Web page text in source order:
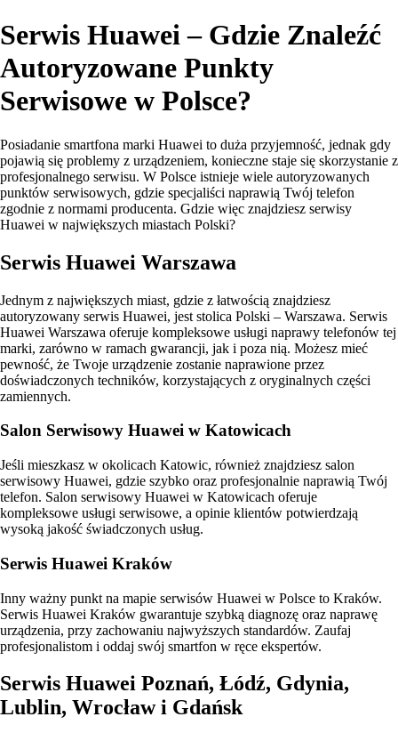
Serwis Huawei – Gdzie Znaleźć
Autoryzowane Punkty
Serwisowe w Polsce?
Posiadanie smartfona marki Huawei to duża przyjemność, jednak gdy
pojawią się problemy z urządzeniem, konieczne staje się skorzystanie z
profesjonalnego serwisu. W Polsce istnieje wiele autoryzowanych
punktów serwisowych, gdzie specjaliści naprawią Twój telefon
zgodnie z normami producenta. Gdzie więc znajdziesz serwisy
Huawei w największych miastach Polski?
Serwis Huawei Warszawa
Jednym z największych miast, gdzie z łatwością znajdziesz
autoryzowany serwis Huawei, jest stolica Polski – Warszawa. Serwis
Huawei Warszawa oferuje kompleksowe usługi naprawy telefonów tej
marki, zarówno w ramach gwarancji, jak i poza nią. Możesz mieć
pewność, że Twoje urządzenie zostanie naprawione przez
doświadczonych techników, korzystających z oryginalnych części
zamiennych.
Salon Serwisowy Huawei w Katowicach
Jeśli mieszkasz w okolicach Katowic, również znajdziesz salon
serwisowy Huawei, gdzie szybko oraz profesjonalnie naprawią Twój
telefon. Salon serwisowy Huawei w Katowicach oferuje
kompleksowe usługi serwisowe, a opinie klientów potwierdzają
wysoką jakość świadczonych usług.
Serwis Huawei Kraków
Inny ważny punkt na mapie serwisów Huawei w Polsce to Kraków.
Serwis Huawei Kraków gwarantuje szybką diagnozę oraz naprawę
urządzenia, przy zachowaniu najwyższych standardów. Zaufaj
profesjonalistom i oddaj swój smartfon w ręce ekspertów.
Serwis Huawei Poznań, Łódź, Gdynia,
Lublin, Wrocław i Gdańsk